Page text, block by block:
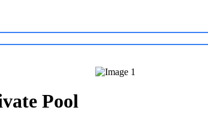
Pool